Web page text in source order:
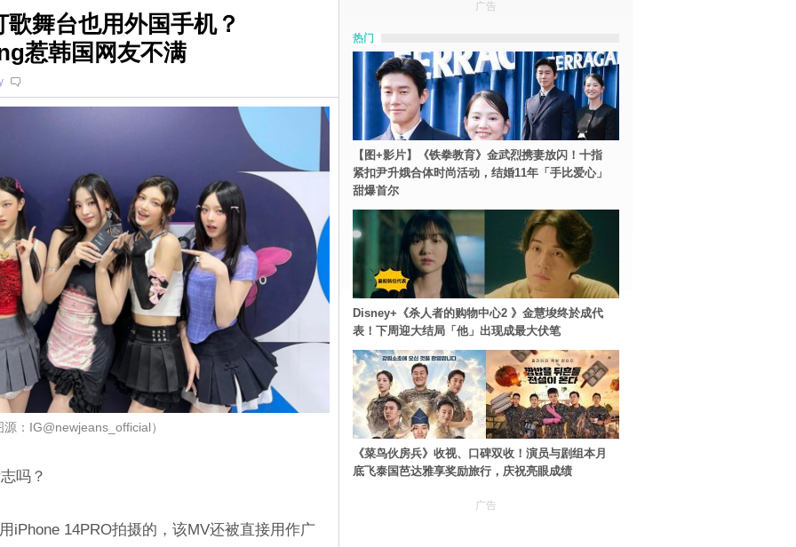
舞台也用外国手机？
惹韩国网友不满
源：IG@newjeans_official）
吗？
iPhone 14PRO拍摄的，该MV还被直接用作广
广告
热门
【图+影片】《铁拳教育》金武烈携妻放闪！十指
紧扣尹升娥合体时尚活动，结婚11年「手比爱心」
甜爆首尔
Disney+《杀人者的购物中心2 》金慧埈终於成代
表！下周迎大结局「他」出现成最大伏笔
《菜鸟伙房兵》收视、口碑双收！演员与剧组本月
底飞泰国芭达雅享奖励旅行，庆祝亮眼成绩
广告